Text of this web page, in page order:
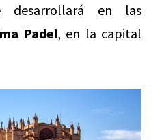
en las
Padel, en la capital